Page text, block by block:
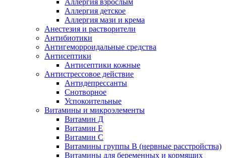
Аллергия взрослым
Аллергия детское
Аллергия мази и крема
Анестезия и растворители
Антибиотики
Антигеморроидальные средства
Антисептики
Антисептики кожные
Антистрессовое действие
Антидепрессанты
Снотворное
Успокоительные
Витамины и микроэлементы
Витамин Д
Витамин Е
Витамин С
Витамины группы В (нервные расстройства)
Витамины для беременных и кормящих